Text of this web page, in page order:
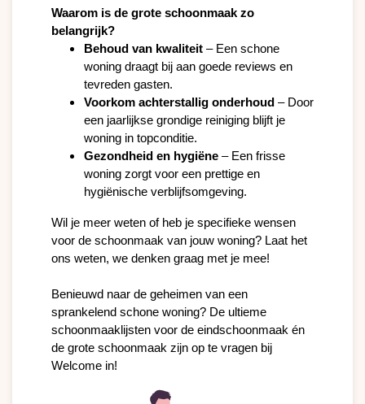
Waarom is de grote schoonmaak zo
belangrijk?
Behoud van kwaliteit – Een schone
woning draagt bij aan goede reviews en
tevreden gasten.
Voorkom achterstallig onderhoud – Door
een jaarlijkse grondige reiniging blijft je
woning in topconditie.
Gezondheid en hygiëne – Een frisse
woning zorgt voor een prettige en
hygiënische verblijfsomgeving.
Wil je meer weten of heb je specifieke wensen
voor de schoonmaak van jouw woning? Laat het
ons weten, we denken graag met je mee!
Benieuwd naar de geheimen van een
sprankelend schone woning? De ultieme
schoonmaaklijsten voor de eindschoonmaak én
de grote schoonmaak zijn op te vragen bij
Welcome in!